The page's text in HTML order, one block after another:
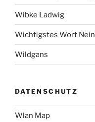
Wibke Ladwig
Wichtigstes Wort Nein
Wildgans
DATENSCHUTZ
Wlan Map